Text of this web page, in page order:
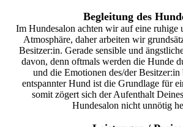
Begleitung des
Im Hundesalon achten wir auf eine ruhige
Atmosphäre, daher arbeiten wir
Besitzer:in. Gerade sensible und
davon, denn oftmals werden die Hunde
und die Emotionen des/der Besitzer:in
entspannter Hund ist die Grundlage für
somit zögert sich der Aufenthalt
Hundesalon nicht unnötig